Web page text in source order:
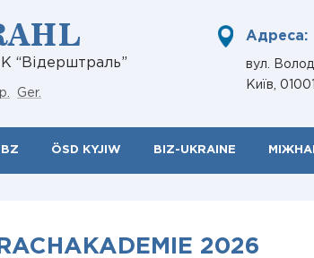
“Відерштраль”
Ger.
Адреса:
вул.
Київ, 01001
ÖSD KYJIW BIZ-UKRAINE
2026